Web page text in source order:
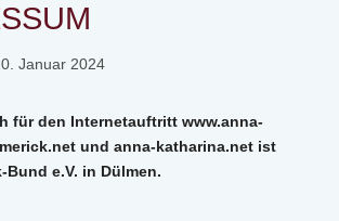
Januar 2024
für den Internetauftritt www.anna-
und anna-katharina.net ist
Bund e.V. in Dülmen.